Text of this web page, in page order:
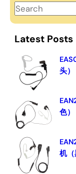
S
e
aLatest Posts
头）
色）
机（